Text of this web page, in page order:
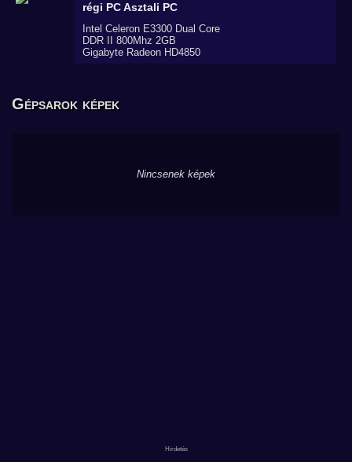
régi PCAsztali PC
Intel Celeron E3300 Dual Core
DDR II 800Mhz 2GB
Gigabyte Radeon HD4850
Gépsarok képek
Nincsenek képek